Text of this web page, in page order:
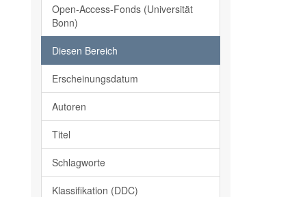
Open-Access-Fonds (Universität
Bonn)
Diesen Bereich
Erscheinungsdatum
Autoren
Titel
Schlagworte
Klassifikation (DDC)